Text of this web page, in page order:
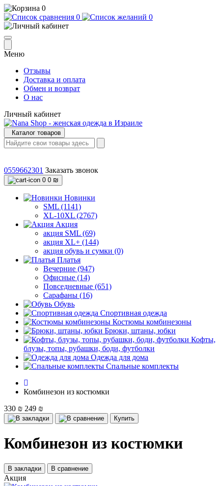
0
0
0
Меню
Отзывы
Доставка и оплата
Обмен и возврат
О нас
Личный кабинет
Каталог товаров
0559662301 Заказать звонок
0 0 ₪
Новинки
SML (1141)
XL-10XL (2767)
Акция
акция SML (69)
акция XL+ (144)
акция обувь и сумки (0)
Платья
Вечерние (947)
Офисные (14)
Повседневные (651)
Сарафаны (16)
Обувь
Спортивная одежда
Костюмы комбинезоны
Брюки, штаны, юбки
Кофты,
блузы, топы, рубашки, боди, футболки
Одежда для дома
Спальные комплекты
Комбинезон из костюмки
330 ₪ 249 ₪
Купить
Комбинезон из костюмки
В закладки В сравнение
Акция